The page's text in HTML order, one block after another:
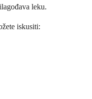
leku.
iskusiti: